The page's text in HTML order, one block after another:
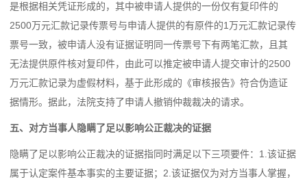
是根据相关凭证形成的，其中被申请人提供的一份仅有复印件的
2500万元汇款记录传票号与申请人提供的有原件的1万元汇款记录传
票号一致，被申请人没有证据证明同一传票号下有两笔汇款，且其
无法提供原件核对复印件，由此可以推定被申请人提交审计的2500
万元汇款记录为虚假材料，基于此形成的《审核报告》符合伪造证
据情形。据此，法院支持了申请人撤销仲裁裁决的请求。
五、对方当事人隐瞒了足以影响公正裁决的证据
隐瞒了足以影响公正裁决的证据指同时满足以下三项要件：1.该证据
属于认定案件基本事实的主要证据；2.该证据仅为对方当事人掌握，